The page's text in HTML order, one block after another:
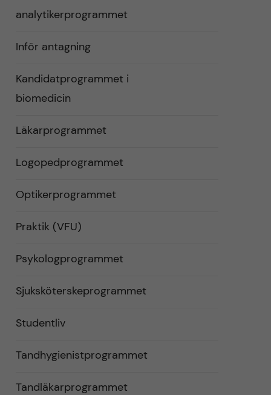
analytikerprogrammet
Inför antagning
Kandidatprogrammet i
biomedicin
Läkarprogrammet
Logopedprogrammet
Optikerprogrammet
Praktik (VFU)
Psykologprogrammet
Sjuksköterskeprogrammet
Studentliv
Tandhygienistprogrammet
Tandläkarprogrammet